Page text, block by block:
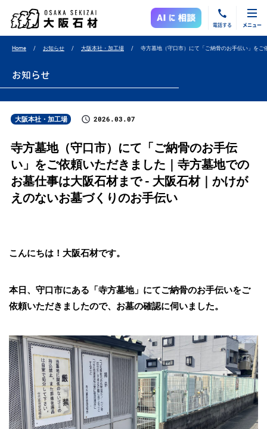
電話する メニュー
Home お知らせ 大阪本社・加工場 寺方墓地（守口市）にて「ご納骨のお手伝い」を
お知らせ
大阪本社・加工場 2026.03.07
寺方墓地（守口市）にて「ご納骨のお手伝
い」をご依頼いただきました｜寺方墓地での
お墓仕事は大阪石材まで - 大阪石材｜かけが
えのないお墓づくりのお手伝い
こんにちは！大阪石材です。
本日、守口市にある「寺方墓地」にてご納骨のお手伝いをご
依頼いただきましたので、お墓の確認に伺いました。